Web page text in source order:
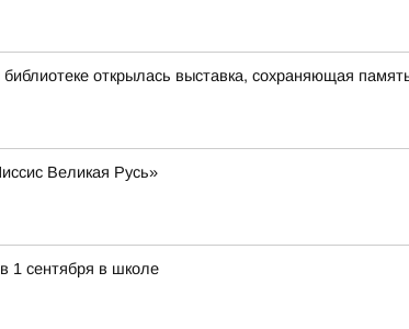
открылась выставка, сохраняющая
Великая Русь»
1 сентября в школе